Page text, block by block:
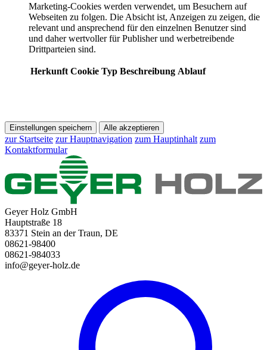
Marketing-Cookies werden verwendet, um Besuchern auf
Webseiten zu folgen. Die Absicht ist, Anzeigen zu zeigen, die
relevant und ansprechend für den einzelnen Benutzer sind
und daher wertvoller für Publisher und werbetreibende
Drittparteien sind.
Herkunft Cookie Typ Beschreibung Ablauf
Einstellungen speichern Alle akzeptieren
zur Startseite zur Hauptnavigation zum Hauptinhalt zum
Kontaktformular
Geyer Holz GmbH
Hauptstraße 18
83371 Stein an der Traun, DE
08621-98400
08621-984033
info@geyer-holz.de